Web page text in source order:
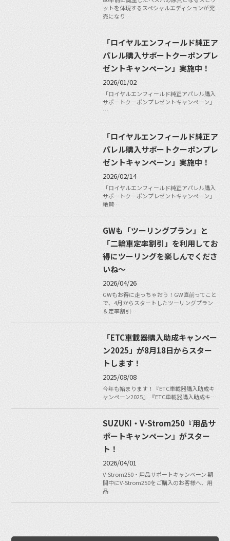
ットを体現するスペシャルエディションが発
売になり…
「ロイヤルエンフィールド純正ア
パレル購入サポートクーポンプレ
ゼントキャンペーン」実施中！
2026/01/02
「ロイヤルエンフィールド純正アパレル購入
サポートクーポンプレゼントキャンペーン」
…
「ロイヤルエンフィールド純正ア
パレル購入サポートクーポンプレ
ゼントキャンペーン」実施中！
2026/02/14
「ロイヤルエンフィールド純正アパレル購入
サポートクーポンプレゼントキャンペーン」
絶賛…
GWも「ツーリングプラン」と
「二輪車定率割引」を利用してお
得にツーリングを楽しんでくださ
いね〜
2026/04/26
GWもお得に走っちゃおう！GW直前ってこと
で、4月からスタートしたツーリングプラン
＆定率割引…
「ETC車載器購入助成キャンペー
ン2025」が8月18日からスター
トします！
2025/08/08
今年も始まります！『ETC車載器購入助成キ
ャンペーン2025』 『ETC車載器購入助成キ…
SUZUKI・V-Strom250『用品サ
ポートキャンペーン』がスター
ト！
2026/04/01
V-Strom250・用品サポートキャンペーン 期
間中にV-Strom250をご購入のお客様へ、用
品…